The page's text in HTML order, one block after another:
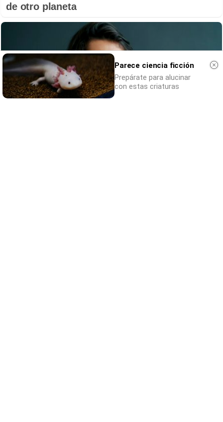
de otro planeta
Parece ciencia ficción
Prepárate para alucinar
con estas criaturas